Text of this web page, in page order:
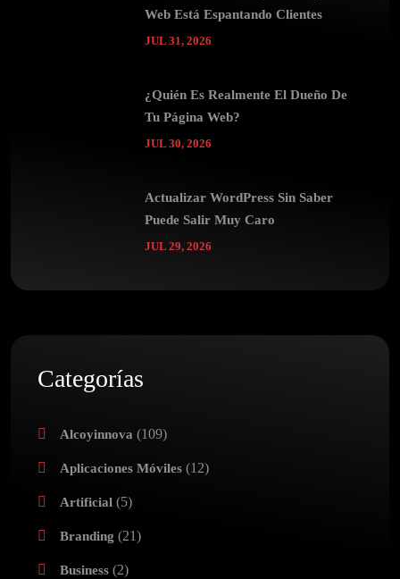
Web Está Espantando Clientes
JUL 31, 2026
¿Quién Es Realmente El Dueño De
Tu Página Web?
JUL 30, 2026
Actualizar WordPress Sin Saber
Puede Salir Muy Caro
JUL 29, 2026
Categorías
Alcoyinnova (109)
Aplicaciones Móviles (12)
Artificial (5)
Branding (21)
Business (2)